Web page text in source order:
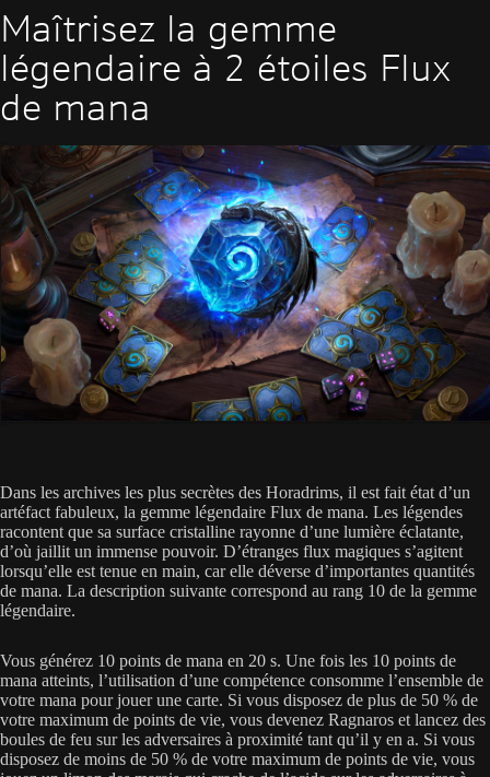
Maîtrisez la gemme
légendaire à 2 étoiles Flux
de mana
Dans les archives les plus secrètes des Horadrims, il est fait état d’un
artéfact fabuleux, la gemme légendaire Flux de mana. Les légendes
racontent que sa surface cristalline rayonne d’une lumière éclatante,
d’où jaillit un immense pouvoir. D’étranges flux magiques s’agitent
lorsqu’elle est tenue en main, car elle déverse d’importantes quantités
de mana. La description suivante correspond au rang 10 de la gemme
légendaire.
Vous générez 10 points de mana en 20 s. Une fois les 10 points de
mana atteints, l’utilisation d’une compétence consomme l’ensemble de
votre mana pour jouer une carte. Si vous disposez de plus de 50 % de
votre maximum de points de vie, vous devenez Ragnaros et lancez des
boules de feu sur les adversaires à proximité tant qu’il y en a. Si vous
disposez de moins de 50 % de votre maximum de points de vie, vous